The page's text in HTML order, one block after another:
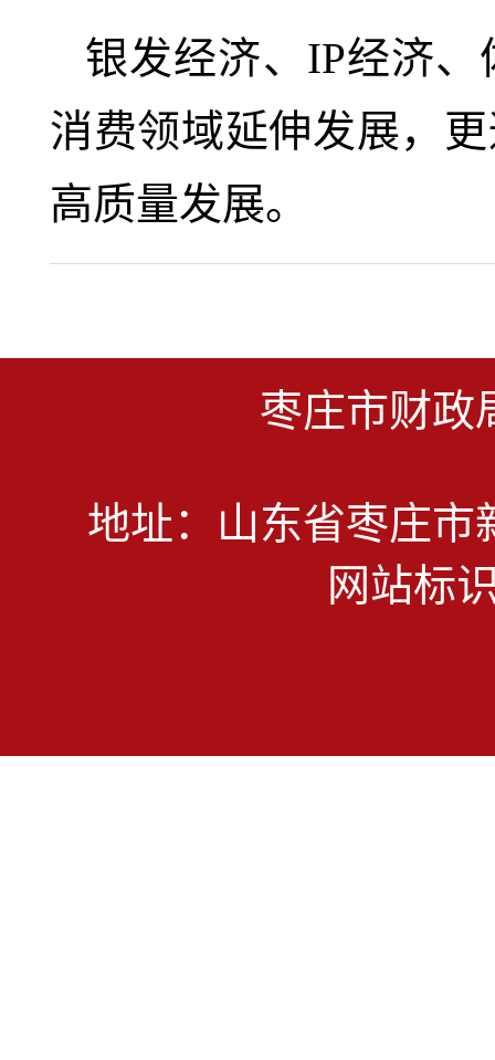
银发经济、IP经济
消费领域延伸发展，
高质量发展。
枣庄市财政
地址：山东省枣庄市
网站标